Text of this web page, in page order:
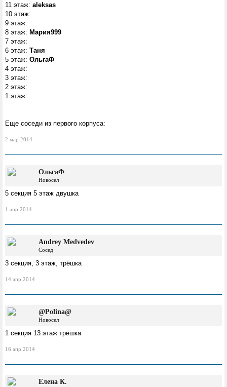
11 этаж: aleksas
10 этаж:
9 этаж:
8 этаж: Мария999
7 этаж:
6 этаж: Таня
5 этаж: ОльгаФ
4 этаж:
3 этаж:
2 этаж:
1 этаж:
Еще соседи из первого корпуса:
2 мар 2014
ОльгаФ
Новосел
5 секция 5 этаж двушка
1 апр 2014
Andrey Medvedev
Сосед
3 секция, 3 этаж, трёшка
14 апр 2014
@Polina@
Новосел
1 секция 13 этаж трёшка
16 апр 2014
Елена К.